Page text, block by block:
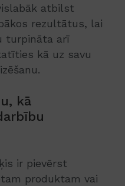
atbilst
rezultātus, lai
turpināta arī
kā uz savu
kā
ir pievērst
produktam vai